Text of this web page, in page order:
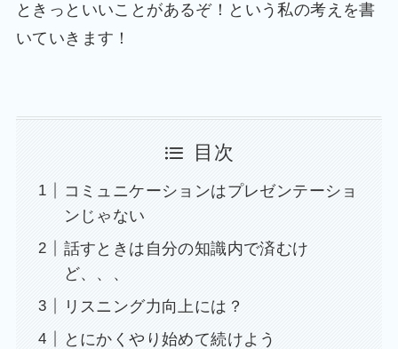
ときっといいことがあるぞ！という私の考えを書
いていきます！
目次
コミュニケーションはプレゼンテーショ
ンじゃない
話すときは自分の知識内で済むけ
ど、、、
リスニング力向上には？
とにかくやり始めて続けよう